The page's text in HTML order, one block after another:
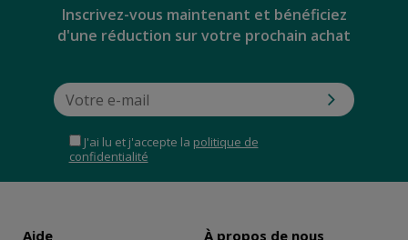
Inscrivez-vous maintenant et bénéficiez
d'une réduction sur votre prochain achat
J'ai lu et j'accepte la politique de
confidentialité
Aide À propos de nous